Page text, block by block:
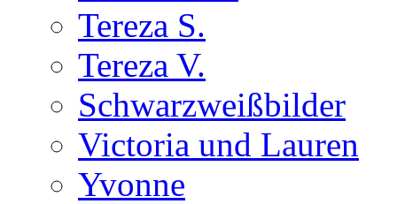
Tereza S.
Tereza V.
Schwarzweißbilder
Victoria und Lauren
Yvonne